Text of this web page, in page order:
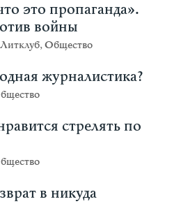
это пропаганда».
войны
Литклуб,Общество
журналистика?
стрелять по
в никуда